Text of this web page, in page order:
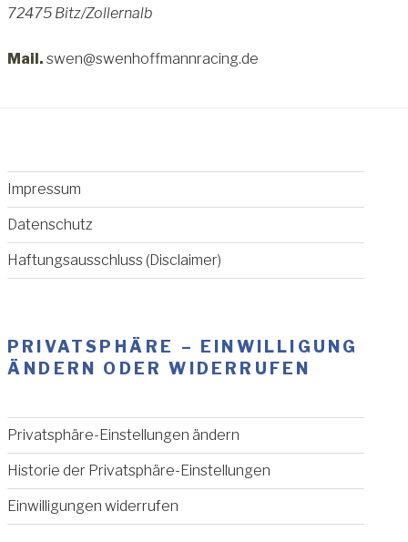
72475 Bitz/Zollernalb
Mail. swen@swenhoffmannracing.de
Impressum
Datenschutz
Haftungsausschluss (Disclaimer)
PRIVATSPHÄRE – EINWILLIGUNG
ÄNDERN ODER WIDERRUFEN
Privatsphäre-Einstellungen ändern
Historie der Privatsphäre-Einstellungen
Einwilligungen widerrufen